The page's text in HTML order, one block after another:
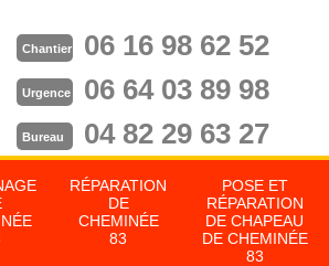
Chantier 06 16 98 62 52
Urgence 06 64 03 89 98
Bureau 04 82 29 63 27
RÉPARATION
DE
CHEMINÉE
83
POSE ET
RÉPARATION
DE CHAPEAU
DE CHEMINÉE
83